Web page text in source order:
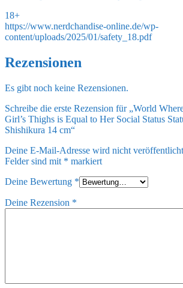
18+
https://www.nerdchandise-online.de/wp-
content/uploads/2025/01/safety_18.pdf
Rezensionen
Es gibt noch keine Rezensionen.
Schreibe die erste Rezension für „World
Girl’s Thighs is Equal to Her Social Status
Shishikura 14 cm“
Deine E-Mail-Adresse wird nicht
Felder sind mit * markiert
Deine Bewertung *
Deine Rezension *